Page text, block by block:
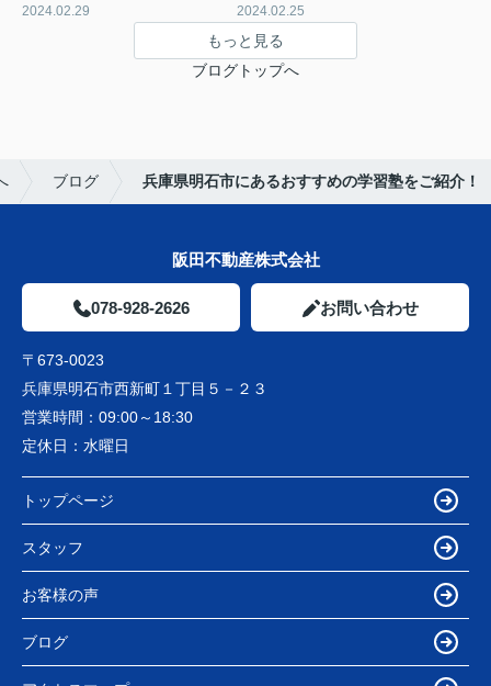
2024.02.29 2024.02.25
もっと見る
ブログトップへ
ブログ 兵庫県明石市にあるおすすめの学習塾をご紹介！
阪田不動産株式会社
078-928-2626 お問い合わせ
〒673-0023
兵庫県明石市西新町１丁目５－２３
営業時間： 09:00～18:30
定休日： 水曜日
トップページ
スタッフ
お客様の声
ブログ